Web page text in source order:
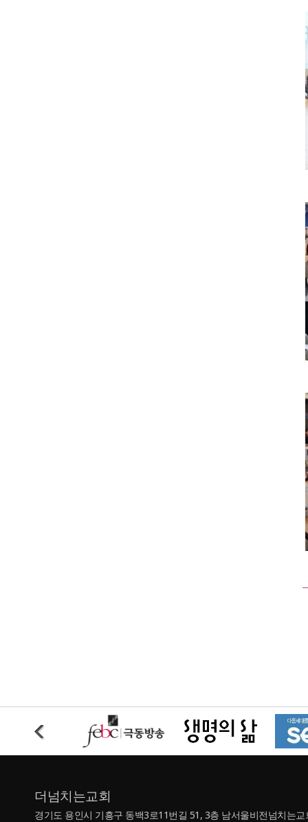
더넘치는교회
경기도 용인시 기흥구 동백3로11번길 51, 3층 남서울비전넘치는